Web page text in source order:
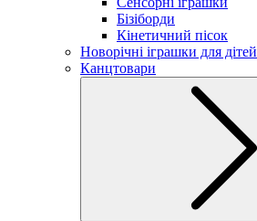
Бізіборди
Кінетичний пісок
Новорічні іграшки для дітей
Канцтовари